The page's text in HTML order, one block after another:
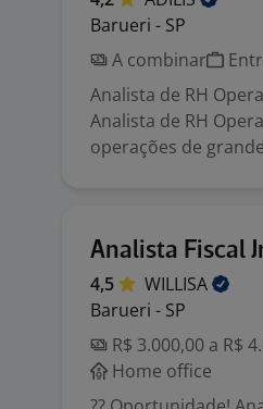
Barueri - SP
A combinar
Analista de RH
Analista de RH
operações de
Analista Fiscal
4,5
WILLISA
Barueri - SP
R$ 3.000,00 a R$
Home office